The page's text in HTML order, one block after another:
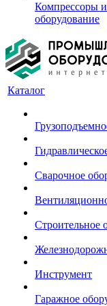
Компрессоры
оборудование
Каталог
Сварочное
Строительное
Инструмент
Гаражное